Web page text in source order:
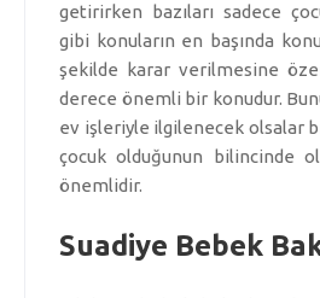
getirirken bazıları sadece
gibi konuların en başında
şekilde karar verilmesine
derece önemli bir konudur.
ev işleriyle ilgilenecek olsalar
çocuk olduğunun bilincinde
önemlidir.
Suadiye Bebek